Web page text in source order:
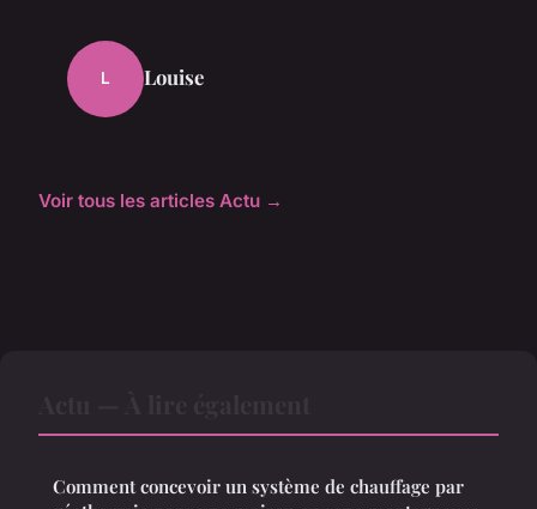
L Louise
Voir tous les articles Actu →
Comment concevoir un système de chauffage par